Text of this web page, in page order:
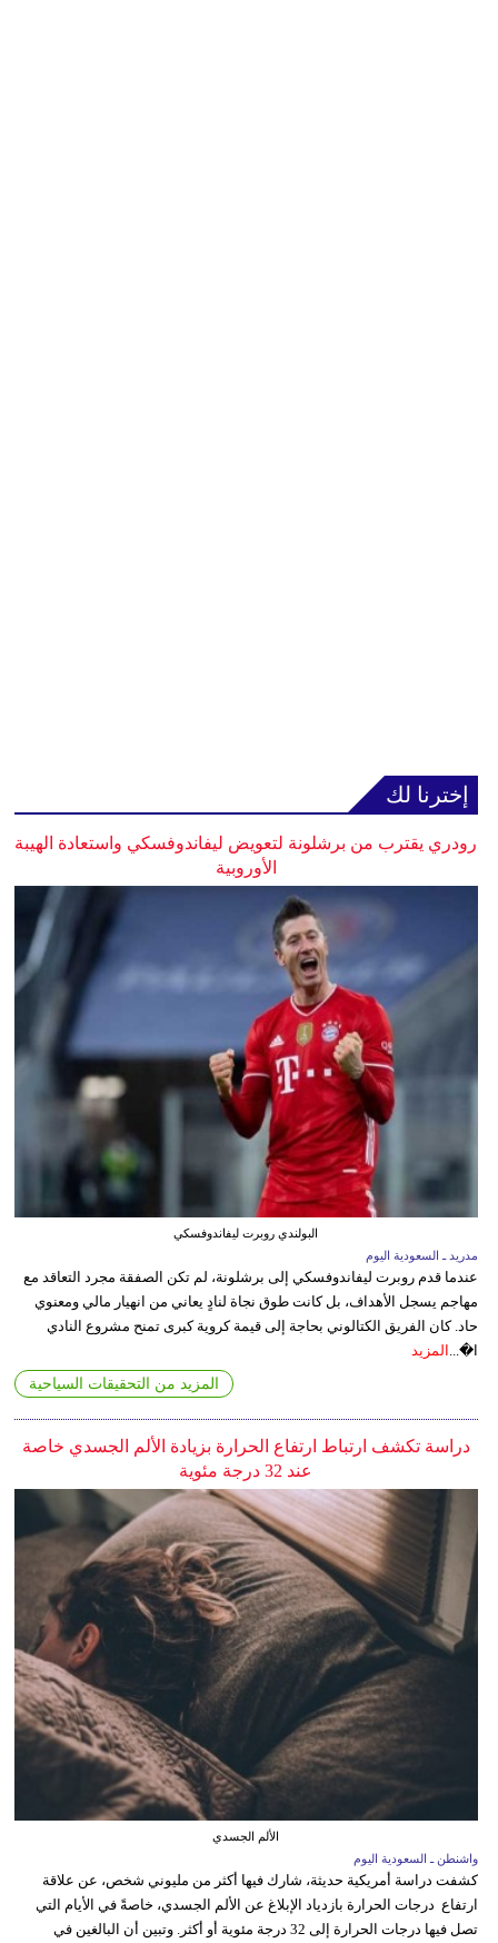
إخترنا لك
رودري يقترب من برشلونة لتعويض ليفاندوفسكي واستعادة الهيبة
الأوروبية
البولندي روبرت ليفاندوفسكي
مدريد ـ السعودية اليوم
عندما قدم روبرت ليفاندوفسكي إلى برشلونة، لم تكن الصفقة مجرد التعاقد مع
مهاجم يسجل الأهداف، بل كانت طوق نجاة لنادٍ يعاني من انهيار مالي ومعنوي
حاد. كان الفريق الكتالوني بحاجة إلى قيمة كروية كبرى تمنح مشروع النادي
ا�...
المزيد
المزيد من التحقيقات السياحية
دراسة تكشف ارتباط ارتفاع الحرارة بزيادة الألم الجسدي خاصة
عند 32 درجة مئوية
الألم الجسدي
واشنطن ـ السعودية اليوم
كشفت دراسة أمريكية حديثة، شارك فيها أكثر من مليوني شخص، عن علاقة
ارتفاع درجات الحرارة بازدياد الإبلاغ عن الألم الجسدي، خاصةً في الأيام التي
تصل فيها درجات الحرارة إلى 32 درجة مئوية أو أكثر. وتبين أن البالغين في